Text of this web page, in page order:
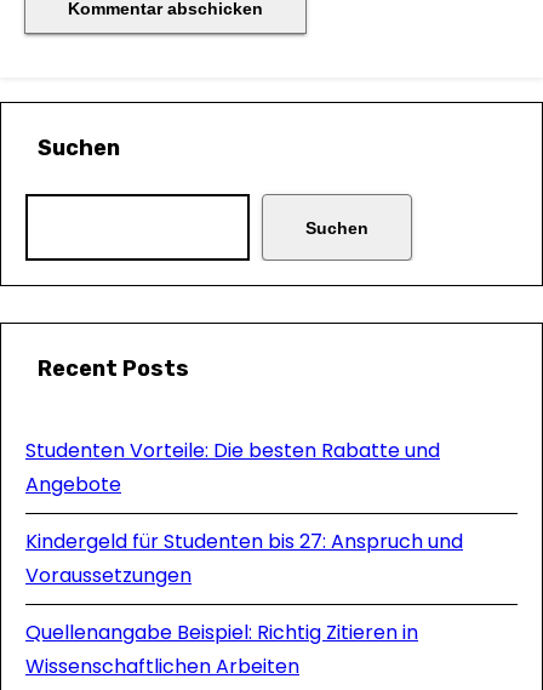
Suchen
Suchen
Recent Posts
Studenten Vorteile: Die besten Rabatte und
Angebote
Kindergeld für Studenten bis 27: Anspruch und
Voraussetzungen
Quellenangabe Beispiel: Richtig Zitieren in
Wissenschaftlichen Arbeiten